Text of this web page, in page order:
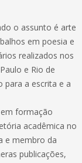
o assunto é arte
em poesia e
realizados nos
e Rio de
para a escrita e a
formação
acadêmica no
e membro da
publicações,